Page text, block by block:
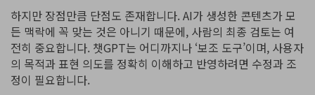
하지만 장점만큼 단점도 존재합니다. AI가 생성한 콘텐츠가 모
든 맥락에 꼭 맞는 것은 아니기 때문에, 사람의 최종 검토는 여
전히 중요합니다. 챗GPT는 어디까지나 ‘보조 도구’이며, 사용자
의 목적과 표현 의도를 정확히 이해하고 반영하려면 수정과 조
정이 필요합니다.